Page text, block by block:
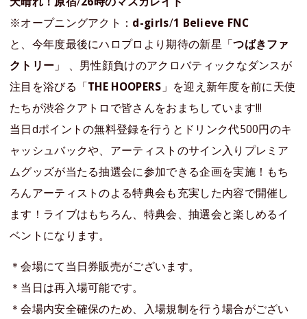
※オープニングアクト： d-girls/1 Believe FNC
と、今年度最後にハロプロより期待の新星「つばきファ
クトリー 」 、男性顔負けのアクロバティックなダンスが
注目を浴びる「THE HOOPERS 」を迎え新年度を前に天使
たちが渋谷クアトロで皆さんをおまちしています!!!
当日dポイントの無料登録を行うとドリンク代500円のキ
ャッシュバックや、アーティストのサイン入りプレミア
ムグッズが当たる抽選会に参加できる企画を実施！もち
ろんアーティストのよる特典会も充実した内容で開催し
ます！ライブはもちろん、特典会、抽選会と楽しめるイ
ベントになります。
＊会場にて当日券販売がございます。
＊当日は再入場可能です。
＊会場内安全確保のため、入場規制を行う場合がござい